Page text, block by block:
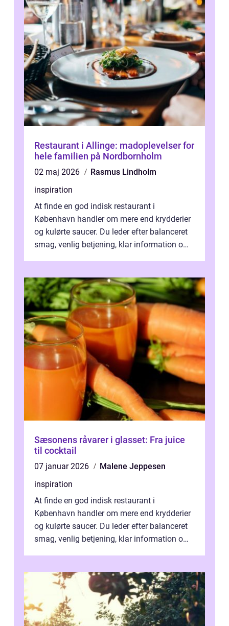
Restaurant i Allinge: madoplevelser for
hele familien på Nordbornholm
02 maj 2026
Rasmus Lindholm
inspiration
At finde en god indisk restaurant i
København handler om mere end krydderier
og kulørte saucer. Du leder efter balanceret
smag, venlig betjening, klar information om
Sæsonens råvarer i glasset: Fra juice
til cocktail
07 januar 2026
Malene Jeppesen
inspiration
At finde en god indisk restaurant i
København handler om mere end krydderier
og kulørte saucer. Du leder efter balanceret
smag, venlig betjening, klar information om